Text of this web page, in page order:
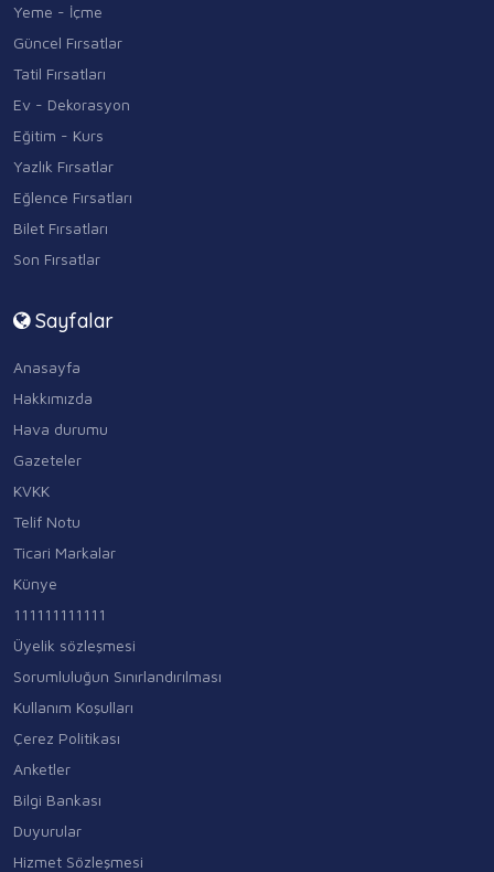
Yeme - İçme
Güncel Fırsatlar
Tatil Fırsatları
Ev - Dekorasyon
Eğitim - Kurs
Yazlık Fırsatlar
Eğlence Fırsatları
Bilet Fırsatları
Son Fırsatlar
Sayfalar
Anasayfa
Hakkımızda
Hava durumu
Gazeteler
KVKK
Telif Notu
Ticari Markalar
Künye
111111111111
Üyelik sözleşmesi
Sorumluluğun Sınırlandırılması
Kullanım Koşulları
Çerez Politikası
Anketler
Bilgi Bankası
Duyurular
Hizmet Sözleşmesi